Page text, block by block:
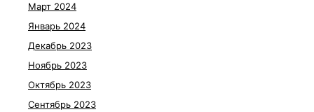
Март 2024
Январь 2024
Декабрь 2023
Ноябрь 2023
Октябрь 2023
Сентябрь 2023